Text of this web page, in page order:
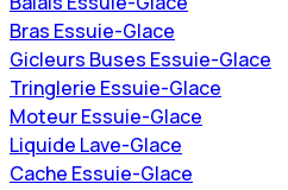
Bras Essuie-Glace
Gicleurs Buses Essuie-Glace
Tringlerie Essuie-Glace
Moteur Essuie-Glace
Liquide Lave-Glace
Cache Essuie-Glace